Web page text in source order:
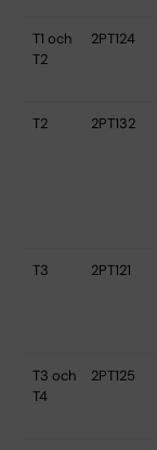
T1 och
T2
2PT124
T2 2PT132
T3 2PT121
T3 och
T4
2PT125